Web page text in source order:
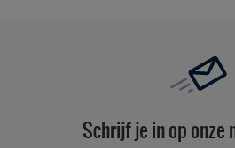
Schrijf je in op